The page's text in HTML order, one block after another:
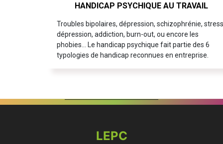
HANDICAP PSYCHIQUE AU TRAVAIL
Troubles bipolaires, dépression, schizophrénie,
dépression, addiction, burn-out, ou encore les
phobies… Le handicap psychique fait partie des 6
typologies de handicap reconnues en entreprise.
LEPC